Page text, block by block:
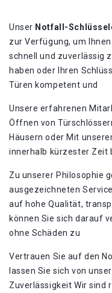
Unser Notfall-
zur Verfügung, um
schnell und zuverlässig
haben oder Ihren
Türen kompetent und
Unsere erfahrenen
Öffnen von
Häusern oder Mit
innerhalb kürzester Zeit
Zu unserer Philosophie
ausgezeichneten
auf hohe Qualität,
können Sie sich darauf
ohne Schäden zu
Vertrauen Sie auf den
lassen Sie sich von
Zuverlässigkeit Wir sind